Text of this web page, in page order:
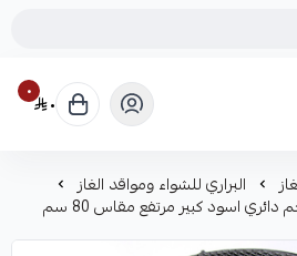
٠ ٠
البراري للشواء ومواقد الغاز
اسود كبير مرتفع مقاس 80 سم